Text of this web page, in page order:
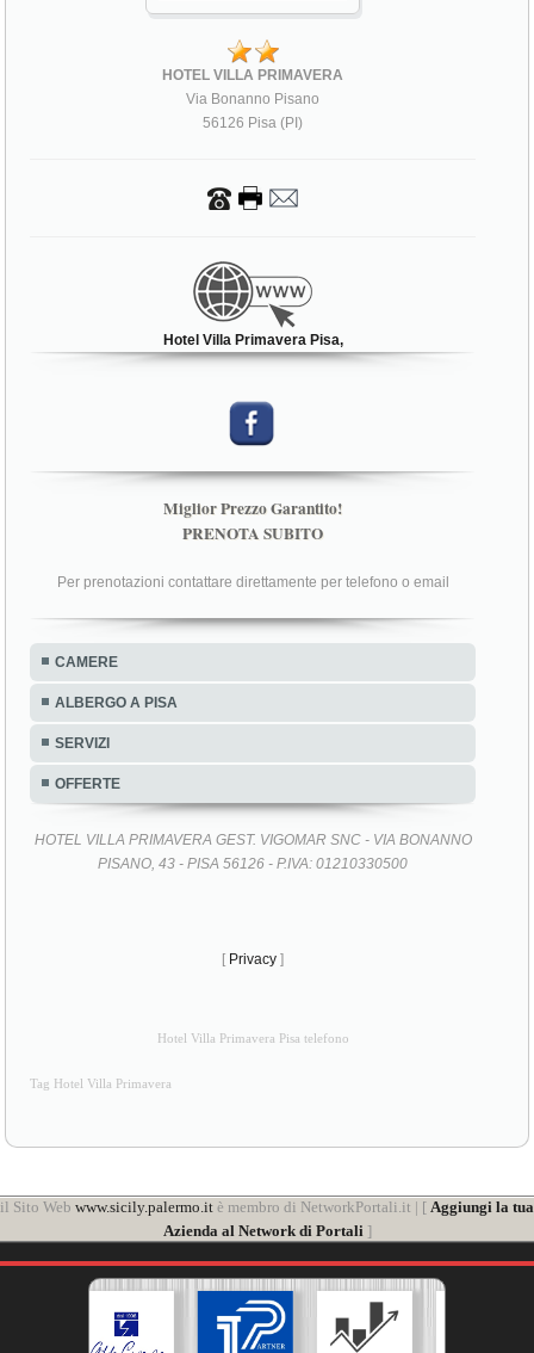
HOTEL VILLA PRIMAVERA
Via Bonanno Pisano
56126 Pisa (PI)
Hotel Villa Primavera Pisa,
Miglior Prezzo Garantito!
PRENOTA SUBITO
Per prenotazioni contattare direttamente per telefono o email
CAMERE
ALBERGO A PISA
SERVIZI
OFFERTE
HOTEL VILLA PRIMAVERA GEST. VIGOMAR SNC - VIA BONANNO
PISANO, 43 - PISA 56126 - P.IVA: 01210330500
[ Privacy ]
Hotel Villa Primavera Pisa telefono
Tag Hotel Villa Primavera
il Sito Web www.sicily.palermo.it è membro di NetworkPortali.it | [ Aggiungi la tua
Azienda al Network di Portali ]